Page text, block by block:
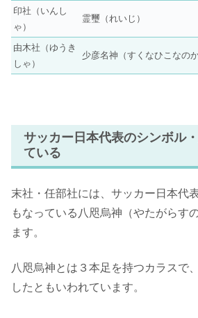
印社（いんし
ゃ）
霊璽（れいじ）
由木社（ゆうき
しゃ）
少彦名神（すくなひこなのか
サッカー日本代表のシンボル
ている
末社・任部社には、サッカー日本代
もなっている八咫烏神（やたがらす
ます。
八咫烏神とは３本足を持つカラスで
したともいわれています。